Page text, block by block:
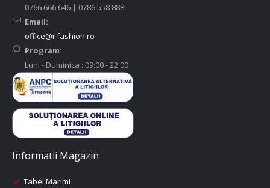
0766 666 646 | 0786 558 888
Email:
office@i-fashion.ro
Program:
Luni - Duminica : 09:00 - 22:00
Informatii Magazin
Tabel Marimi